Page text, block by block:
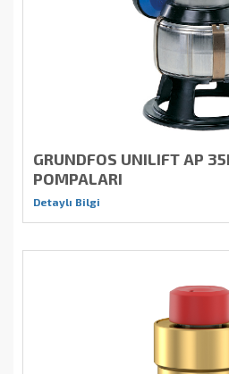
GRUNDFOS UNILIFT AP
POMPALARI
Detaylı Bilgi